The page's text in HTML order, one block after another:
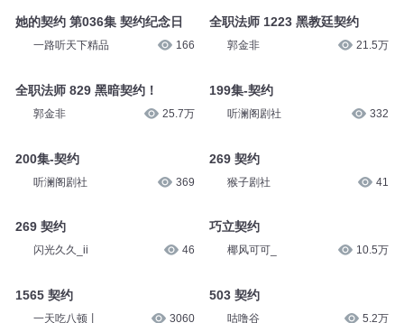
她的契约 第036集 契约纪念日
一路听天下精品 166
全职法师 829 黑暗契约！
郭金非 25.7万
200集-契约
听澜阁剧社 369
269 契约
闪光久久_ii 46
1565 契约
一天吃八顿丨 3060
全职法师 1223 黑教廷契约
郭金非 21.5万
199集-契约
听澜阁剧社 332
269 契约
猴子剧社 41
巧立契约
椰风可可_ 10.5万
503 契约
咕噜谷 5.2万